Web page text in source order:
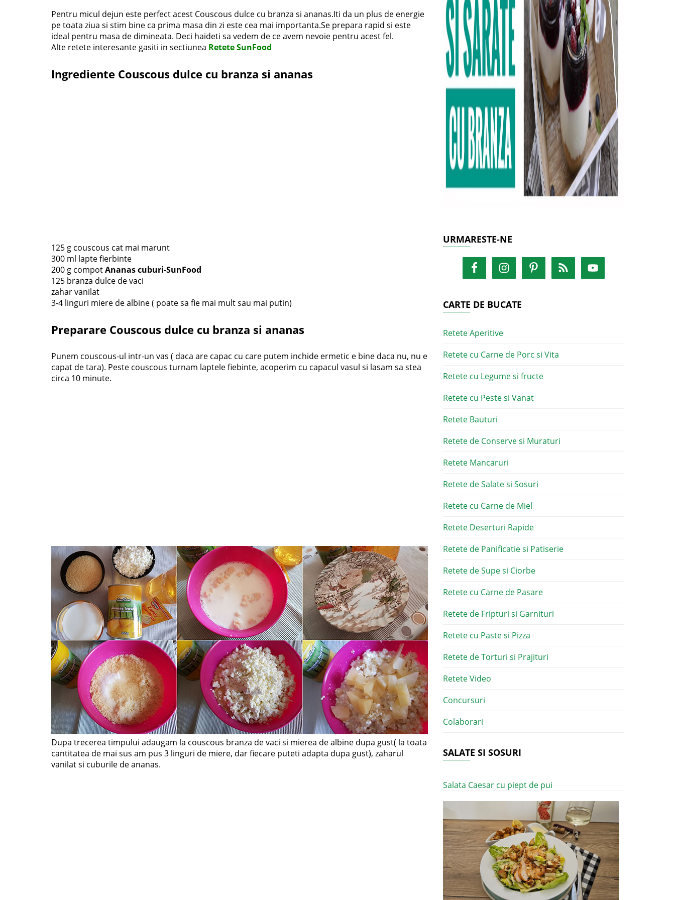
Pentru micul dejun este perfect acest Couscous dulce cu branza si ananas.Iti da un plus de energie
pe toata ziua si stim bine ca prima masa din zi este cea mai importanta.Se prepara rapid si este
ideal pentru masa de dimineata. Deci haideti sa vedem de ce avem nevoie pentru acest fel.
Alte retete interesante gasiti in sectiunea Retete SunFood
Ingrediente Couscous dulce cu branza si ananas
125 g couscous cat mai marunt
300 ml lapte fierbinte
200 g compotAnanas cuburi-SunFood
125 branza dulce de vaci
zahar vanilat
3-4 linguri miere de albine ( poate sa fie mai mult sau mai putin)
Preparare Couscous dulce cu branza si ananas
Punem couscous-ul intr-un vas ( daca are capac cu care putem inchide ermetic e bine daca nu, nu e
capat de tara). Peste couscous turnam laptele fiebinte, acoperim cu capacul vasul si lasam sa stea
circa 10 minute.
Dupa trecerea timpului adaugam la couscous branza de vaci si mierea de albine dupa gust( la toata
cantitatea de mai sus am pus 3 linguri de miere, dar fiecare puteti adapta dupa gust), zaharul
vanilat si cuburile de ananas.
URMARESTE-NE
CARTE DE BUCATE
Retete Aperitive
Retete cu Carne de Porc si Vita
Retete cu Legume si fructe
Retete cu Peste si Vanat
Retete Bauturi
Retete de Conserve si Muraturi
Retete Mancaruri
Retete de Salate si Sosuri
Retete cu Carne de Miel
Retete Deserturi Rapide
Retete de Panificatie si Patiserie
Retete de Supe si Ciorbe
Retete cu Carne de Pasare
Retete de Fripturi si Garnituri
Retete cu Paste si Pizza
Retete de Torturi si Prajituri
Retete Video
Concursuri
Colaborari
SALATE SI SOSURI
Salata Caesar cu piept de pui